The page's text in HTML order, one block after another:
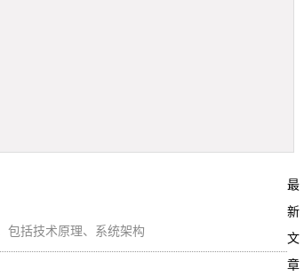
包括技术原理、系统架构
最
新
文
章